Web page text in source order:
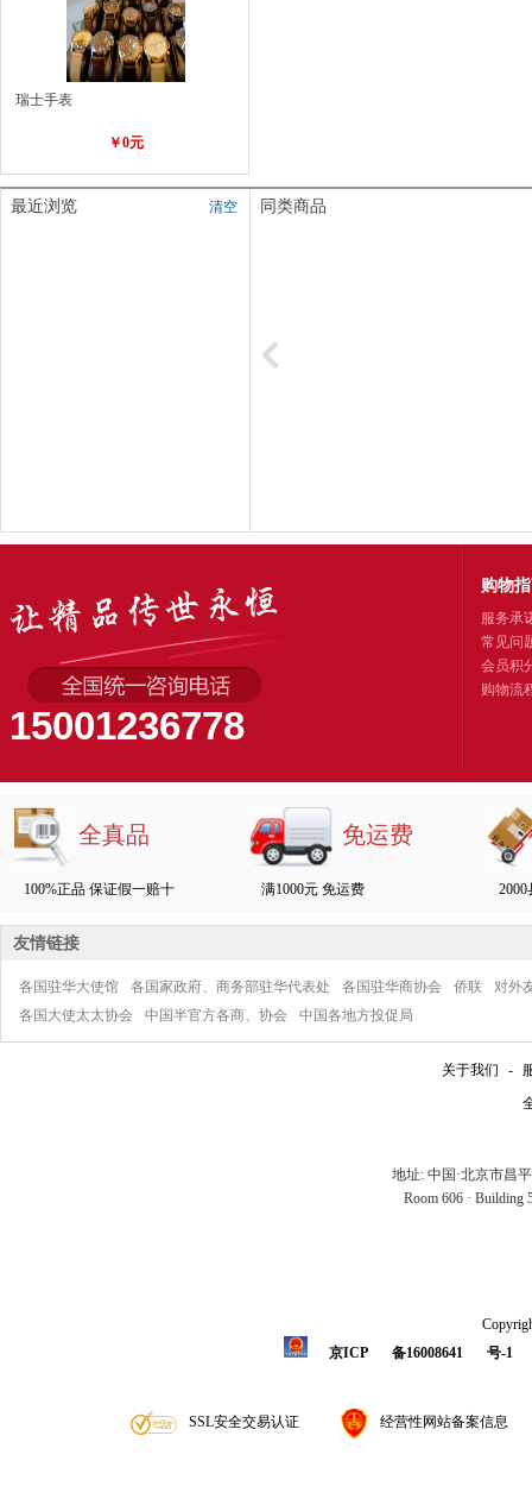
瑞士手表
￥0元
最近浏览 清空 同类商品
15001236778
购物
服务承
常见问
会员积
购物流
全真品
100%正品 保证假一赔十
免运费
满1000元 免运费
友情链接
各国驻华大使馆 各国家政府、商务部驻华代表处 各国驻华商协会 侨联
对外
各国大使太太协会
中国半官方各商、协会 中国各地方投促局
关于我们 -
地址: 中国·北京市昌
Room 606 · Building
京ICP
备16008641 号-1
SSL安全交易认证 经营性网站备案信息